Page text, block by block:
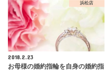
浜松店
2018.2.23
お母様の婚約指輪を自身の婚約指